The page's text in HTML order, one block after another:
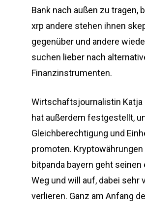
Bank nach außen zu tragen,
xrp andere stehen ihnen
gegenüber und andere
suchen lieber nach
Finanzinstrumenten.
Wirtschaftsjournalistin Katja
hat außerdem festgestellt,
Gleichberechtigung und
promoten. Kryptowährungen
bitpanda bayern geht seinen
Weg und will auf, dabei sehr
verlieren. Ganz am Anfang